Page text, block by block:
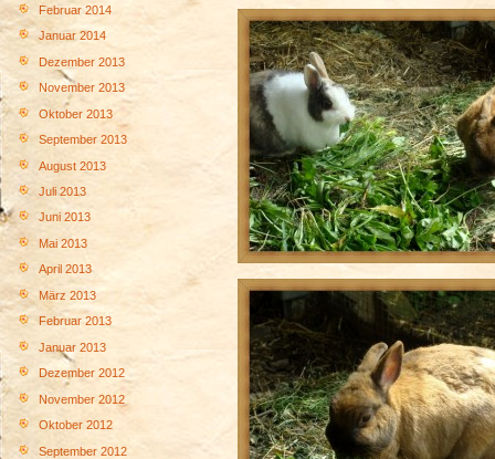
Februar 2014
Januar 2014
Dezember 2013
November 2013
Oktober 2013
September 2013
August 2013
Juli 2013
Juni 2013
Mai 2013
April 2013
März 2013
Februar 2013
Januar 2013
Dezember 2012
November 2012
Oktober 2012
September 2012